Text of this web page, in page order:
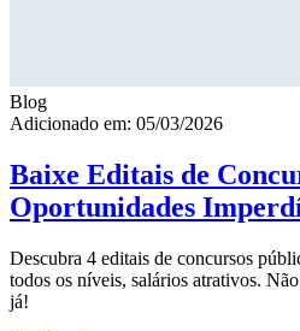
Blog
Adicionado em: 05/03/2026
Baixe Editais de
Oportunidades
Descubra 4 editais de concursos
todos os níveis, salários atrativos.
já!